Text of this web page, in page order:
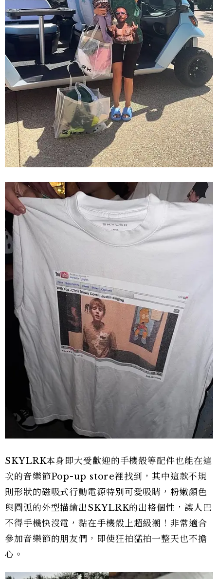
SKYLRK本身即大受歡迎的手機殼等配件也能在這
次的音樂節Pop-up store裡找到，其中這款不規
則形狀的磁吸式行動電源特別可愛吸睛，粉嫩顏色
與圓弧的外型描繪出SKYLRK的出格個性，讓人巴
不得手機快沒電，黏在手機殼上超級潮！非常適合
參加音樂節的朋友們，即使狂拍猛拍一整天也不擔
心。